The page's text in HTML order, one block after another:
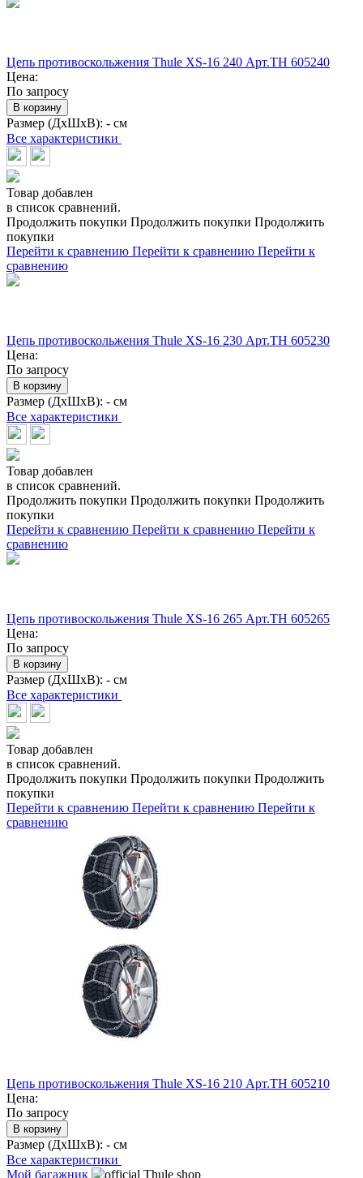
Цепь противоскольжения Thule XS-16 240 Арт.TH 605240
Цена:
По запросу
В корзину
Размер (ДхШхВ): - см
Все характеристики
Товар добавлен
в список сравнений.
Продолжить покупки Продолжить покупки Продолжить
покупки
Перейти к сравнению Перейти к сравнению Перейти к
сравнению
Цепь противоскольжения Thule XS-16 230 Арт.TH 605230
Цена:
По запросу
В корзину
Размер (ДхШхВ): - см
Все характеристики
Товар добавлен
в список сравнений.
Продолжить покупки Продолжить покупки Продолжить
покупки
Перейти к сравнению Перейти к сравнению Перейти к
сравнению
Цепь противоскольжения Thule XS-16 265 Арт.TH 605265
Цена:
По запросу
В корзину
Размер (ДхШхВ): - см
Все характеристики
Товар добавлен
в список сравнений.
Продолжить покупки Продолжить покупки Продолжить
покупки
Перейти к сравнению Перейти к сравнению Перейти к
сравнению
Цепь противоскольжения Thule XS-16 210 Арт.TH 605210
Цена:
По запросу
В корзину
Размер (ДхШхВ): - см
Все характеристики
Мой багажник